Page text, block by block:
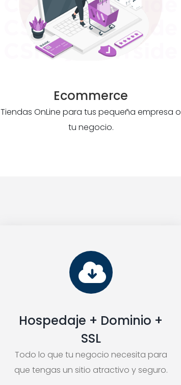
Ecommerce
Tiendas OnLine para tus pequeña empresa o
tu negocio.
Hospedaje + Dominio +
SSL
Todo lo que tu negocio necesita para
que tengas un sitio atractivo y seguro.